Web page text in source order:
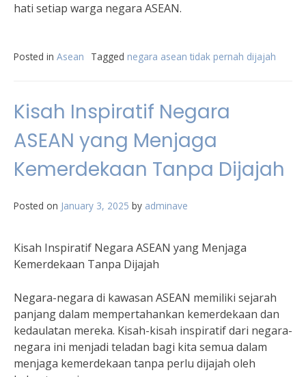
hati setiap warga negara ASEAN.
Posted in Asean Tagged negara asean tidak pernah dijajah
Kisah Inspiratif Negara
ASEAN yang Menjaga
Kemerdekaan Tanpa Dijajah
Posted on January 3, 2025 by adminave
Kisah Inspiratif Negara ASEAN yang Menjaga
Kemerdekaan Tanpa Dijajah
Negara-negara di kawasan ASEAN memiliki sejarah
panjang dalam mempertahankan kemerdekaan dan
kedaulatan mereka. Kisah-kisah inspiratif dari negara-
negara ini menjadi teladan bagi kita semua dalam
menjaga kemerdekaan tanpa perlu dijajah oleh